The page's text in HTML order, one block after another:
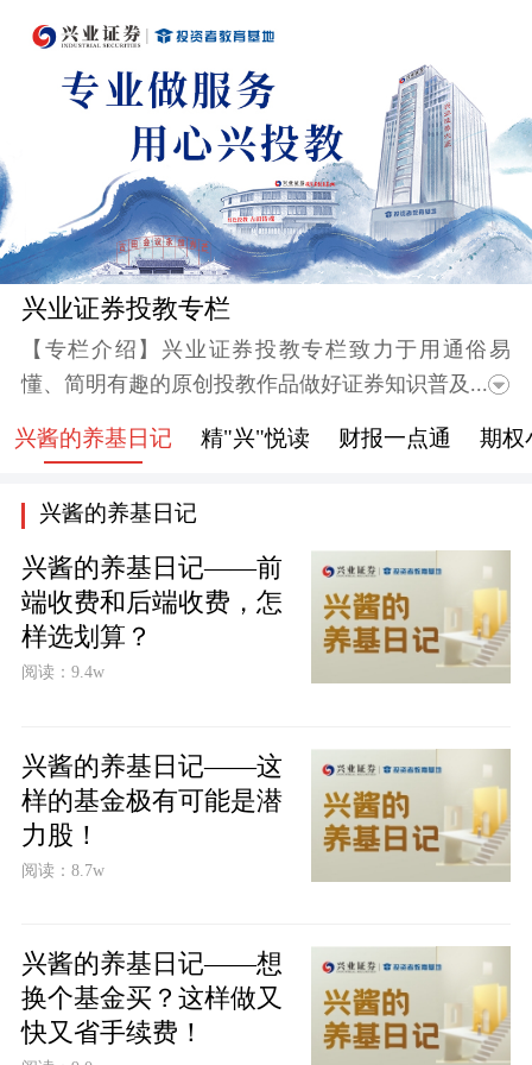
兴业证券投教专栏
【专栏介绍】兴业证券投教专栏致力于用通俗易
懂、简明有趣的原创投教作品做好证券知识普及 ...
兴酱的养基日记 精"兴"悦读 财报一点通 期权
兴酱的养基日记
兴酱的养基日记——前
端收费和后端收费，怎
样选划算？
阅读：9.4w
兴酱的养基日记——这
样的基金极有可能是潜
力股！
阅读：8.7w
兴酱的养基日记——想
换个基金买？这样做又
快又省手续费！